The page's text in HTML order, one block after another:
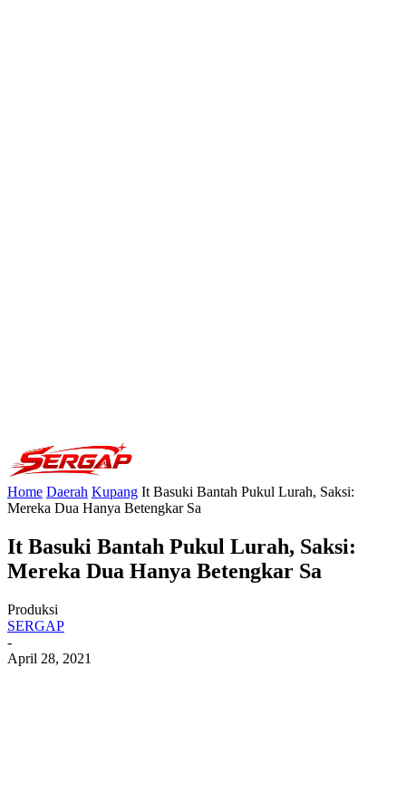
Home Daerah Kupang It Basuki Bantah Pukul Lurah, Saksi:
Mereka Dua Hanya Betengkar Sa
It Basuki Bantah Pukul Lurah, Saksi:
Mereka Dua Hanya Betengkar Sa
Produksi
SERGAP
-
April 28, 2021